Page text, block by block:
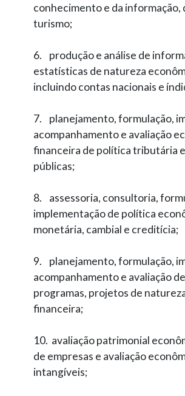
conhecimento e da informação,
turismo;
6. produção e análise de
estatísticas de natureza
incluindo contas nacionais e
7. planejamento, formulação,
acompanhamento e avaliação
financeira de política tributária
públicas;
8. assessoria, consultoria,
implementação de política
monetária, cambial e creditícia;
9. planejamento, formulação,
acompanhamento e avaliação
programas, projetos de
financeira;
10. avaliação patrimonial
de empresas e avaliação
intangíveis;